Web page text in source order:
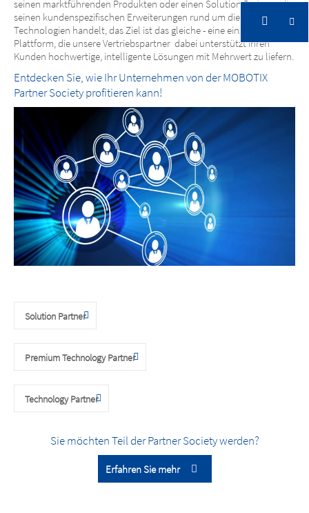
seinen marktführenden Produkten oder einen Solution Partner mit
seinen kundenspezifischen Erweiterungen rund um die MOBOTIX
Technologien handelt, das Ziel ist das gleiche - eine einzigartige
Plattform, die unsere Vertriebspartner dabei unterstützt ihren
Kunden hochwertige, intelligente Lösungen mit Mehrwert zu liefern.
Entdecken Sie, wie Ihr Unternehmen von der MOBOTIX
Partner Society profitieren kann!
Solution Partner
Premium Technology Partner
Technology Partner
Sie möchten Teil der Partner Society werden?
Erfahren Sie mehr